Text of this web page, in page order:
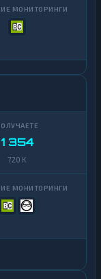
1 354
720 K